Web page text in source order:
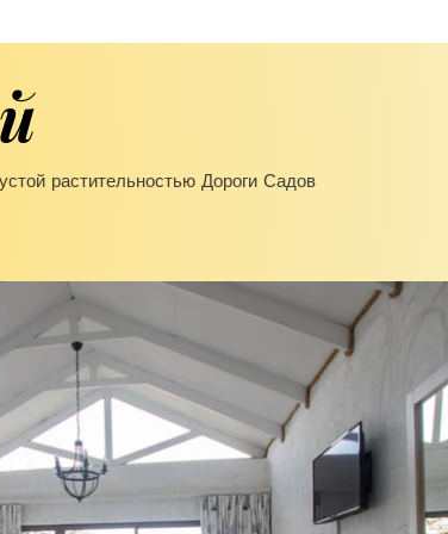
растительностью Дороги Садов